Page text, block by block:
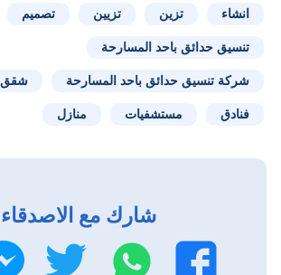
انشاء تزين تزيين تصميم
تنسيق حدائق باحد المسارحة
شركة تنسيق حدائق باحد المسارحة شقق
فنادق مستشفيات منازل
شارك مع الاصدقاء
فيسبوك
واتساب تويتر